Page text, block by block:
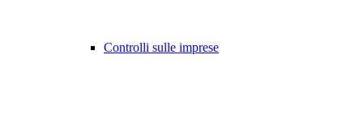
Controlli sulle imprese